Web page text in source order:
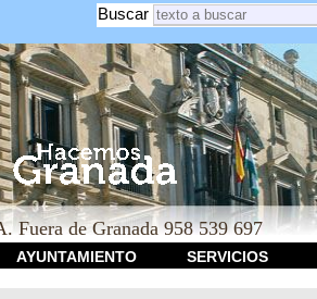
Buscar
de Granada 958 539 697
AYUNTAMIENTO SERVICIOS